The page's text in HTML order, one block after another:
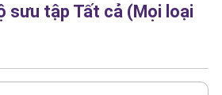
sưu tập Tất cả (Mọi loại